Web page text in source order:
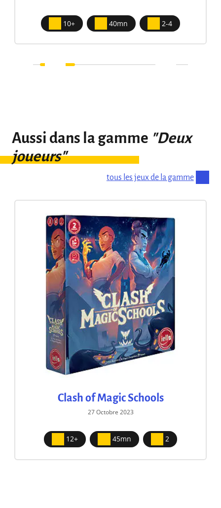
10+ 40mn 2-4
Aussi dans la gamme "Deux
joueurs"
tous les jeux de la gamme
Clash of Magic Schools
27 Octobre 2023
12+ 45mn 2